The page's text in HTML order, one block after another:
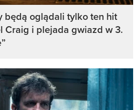
będą oglądali tylko ten hit
Craig i plejada gwiazd w 3.